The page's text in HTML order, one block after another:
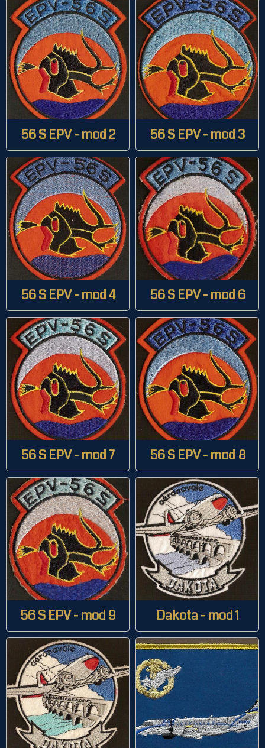
56 S EPV - mod 2 56 S EPV - mod 3
56 S EPV - mod 4 56 S EPV - mod 6
56 S EPV - mod 7 56 S EPV - mod 8
56 S EPV - mod 9 Dakota - mod 1